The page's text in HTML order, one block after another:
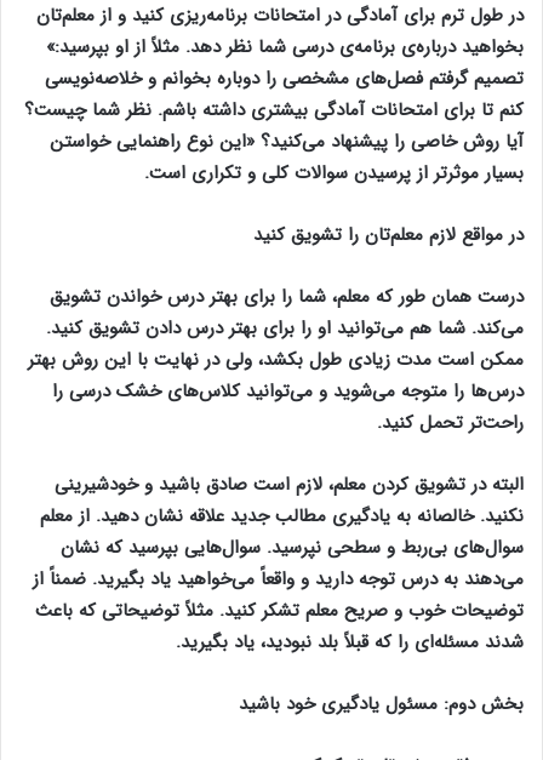
در طول ترم برای آمادگی در امتحانات برنامه‌ریزی کنید و از معلم‌تان
بخواهید درباره‌ی برنامه‌ی درسی شما نظر دهد. مثلاً از او بپرسید:»
تصمیم گرفتم فصل‌های مشخصی را دوباره بخوانم و خلاصه‌نویسی
کنم تا برای امتحانات آمادگی بیشتری داشته باشم. نظر شما چیست؟
آیا روش خاصی را پیشنهاد می‌کنید؟ «این نوع راهنمایی خواستن
بسیار موثرتر از پرسیدن سوالات کلی و تکراری است.
در مواقع لازم معلم‌تان را تشویق کنید
درست همان طور که معلم، شما را برای بهتر درس خواندن تشویق
می‌کند. شما هم می‌توانید او را برای بهتر درس دادن تشویق کنید.
ممکن است مدت زیادی طول بکشد، ولی در نهایت با این روش بهتر
درس‌ها را متوجه می‌شوید و می‌توانید کلاس‌های خشک درسی را
راحت‌تر تحمل کنید.
البته در تشویق کردن معلم، لازم است صادق باشید و خودشیرینی
نکنید. خالصانه به یادگیری مطالب جدید علاقه نشان دهید. از معلم
سوال‌های بی‌ربط و سطحی نپرسید. سوال‌هایی بپرسید که نشان
می‌دهند به درس توجه دارید و واقعاً می‌خواهید یاد بگیرید. ضمناً از
توضیحات خوب و صریح معلم تشکر کنید. مثلاً توضیحاتی که باعث
شدند مسئله‌ای را که قبلاً بلد نبودید، یاد بگیرید.
بخش دوم: مسئول یادگیری خود باشید